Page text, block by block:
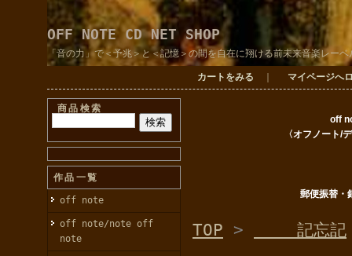
OFF NOTE CD NET SHOP
「音の力」で＜予兆＞と＜記憶＞の間を自在に翔ける前未来音楽レーベ
カートをみる マイページへ
商品検索
作品一覧
off note
off note/note off
note
off
〈オフノート/
郵便振替・
TOP > 記忘記